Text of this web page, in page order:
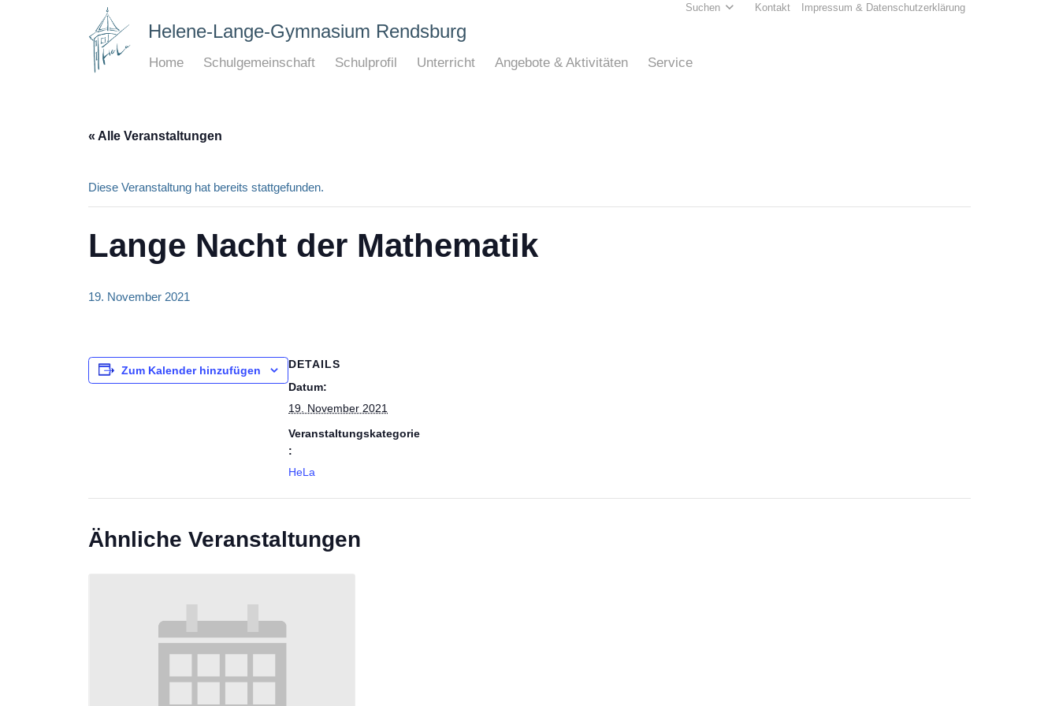
Suchen Kontakt Impressum & Datenschutzerklärung
Helene-Lange-Gymnasium Rendsburg
Home Schulgemeinschaft Schulprofil Unterricht Angebote & Aktivitäten Service
« Alle Veranstaltungen
Diese Veranstaltung hat bereits stattgefunden.
Lange Nacht der Mathematik
19. November 2021
Zum Kalender hinzufügen
DETAILS
Datum:
19. November 2021
Veranstaltungskategorie
:
HeLa
Ähnliche Veranstaltungen